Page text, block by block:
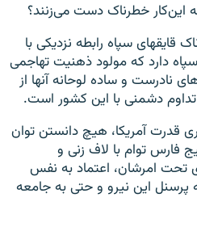
این‌کار خطرناک دست می‌زنند؟
سپاه رابطه نزدیکی با
دارد که مولود ذهنیت تهاجمی
نادرست و ساده لوحانه آنها از
تداوم دشمنی با این کشور است.
قدرت آمریکا، هیچ دانستن توان
توام با لاف زنی و
تحت امرشان، اعتماد به نفس
پرسنل این نیرو و حتی به جامعه